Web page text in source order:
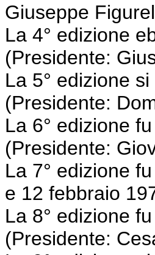
Giuseppe
La 4° edizione
(Presidente:
La 5° edizione si
(Presidente:
La 6° edizione
(Presidente:
La 7° edizione
e 12 febbraio
La 8° edizione
(Presidente: